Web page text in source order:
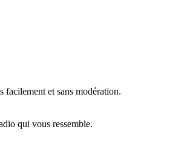
facilement et sans modération.
qui vous ressemble.